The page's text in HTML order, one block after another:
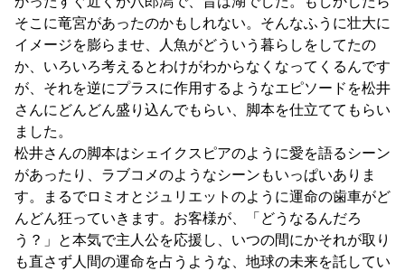
そこに竜宮があったのかもしれない。そんなふうに壮大に
イメージを膨らませ、人魚がどういう暮らしをしてたの
か、いろいろ考えるとわけがわからなくなってくるんです
が、それを逆にプラスに作用するようなエピソードを松井
さんにどんどん盛り込んでもらい、脚本を仕立ててもらい
ました。
松井さんの脚本はシェイクスピアのように愛を語るシーン
があったり、ラブコメのようなシーンもいっぱいありま
す。まるでロミオとジュリエットのように運命の歯車がど
んどん狂っていきます。お客様が、「どうなるんだろ
う？」と本気で主人公を応援し、いつの間にかそれが取り
も直さず人間の運命を占うような、地球の未来を託してい